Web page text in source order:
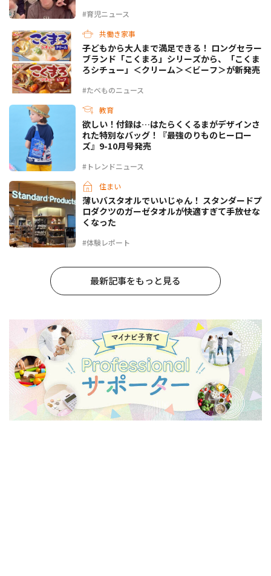
#育児ニュース
共働き家事
#たべものニュース
子どもから大人まで満足できる！ ロングセラー
ブランド「こくまろ」シリーズから、「こくま
ろシチュー」＜クリーム＞＜ビーフ＞が新発売
教育
#トレンドニュース
欲しい！付録は…はたらくくるまがデザインさ
れた特別なバッグ！『最強のりものヒーロー
ズ』9-10月号発売
住まい
#体験レポート
薄いバスタオルでいいじゃん！ スタンダードプ
ロダクツのガーゼタオルが快適すぎて手放せな
くなった
最新記事をもっと見る